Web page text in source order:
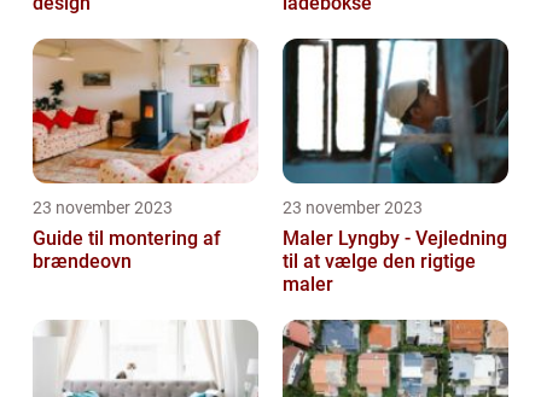
23 november 2023
Guide til montering af
brændeovn
23 november 2023
Maler Lyngby - Vejledning
til at vælge den rigtige
maler